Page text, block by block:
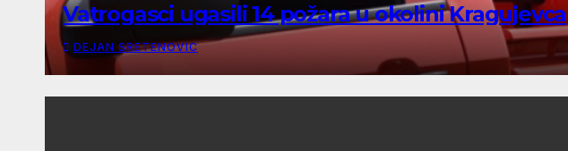
Vatrogasci ugasili 14 požara u okolini Kragujevca
DEJAN SRETENOVIC